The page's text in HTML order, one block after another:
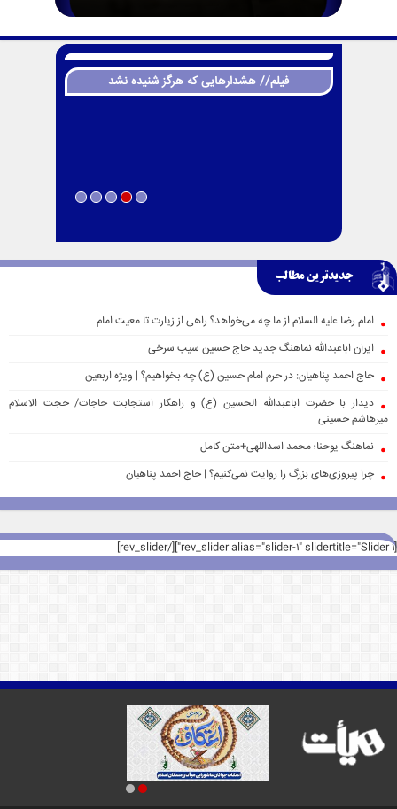
فیلم// هشدارهایی که هرگز شنیده نشد
جدیدترین مطالب
امام رضا علیه السلام از ما چه می‌خواهد؟ راهی از زیارت تا معیت امام
ایران اباعبدالله نماهنگ جدید حاج حسین سیب سرخی
حاج احمد پناهیان: در حرم امام حسین (ع) چه بخواهیم؟ | ویژه اربعین
دیدار با حضرت اباعبدالله الحسین (ع) و راهکار استجابت حاجات/ حجت الاسلام
میرهاشم حسینی
نماهنگ یوحنا؛ محمد اسداللهی+متن کامل
چرا پیروزی‌های بزرگ را روایت نمی‌کنیم؟ | حاج احمد پناهیان
[rev_slider alias="slider-1" slidertitle="Slider 1"][/rev_slider]